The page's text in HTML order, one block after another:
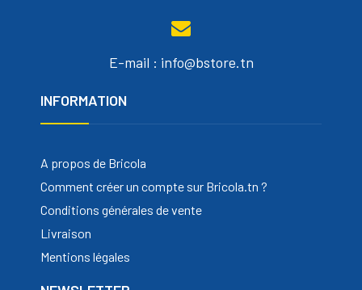
E-mail : info@bstore.tn
INFORMATION
A propos de Bricola
Comment créer un compte sur Bricola.tn ?
Conditions générales de vente
Livraison
Mentions légales